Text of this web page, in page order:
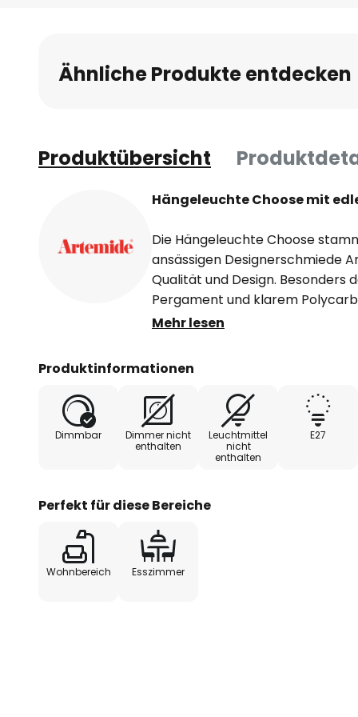
Ähnliche Produkte entdecken
Produktübersicht
Hängeleuchte Choose mit
Die Hängeleuchte Choose
ansässigen Designerschmiede
Qualität und Design. Besonders
Pergament und klarem
sorgt hierbei für eine besonders
eingeschaltetem Zustand für
nur wunderbar erhellen, sondern
Mehr lesen
Produktinformationen
Dimmbar
Dimmer nicht
enthalten
Leuchtmittel
nicht
enthalten
E27
Perfekt für diese Bereiche
Wohnbereich Esszimmer